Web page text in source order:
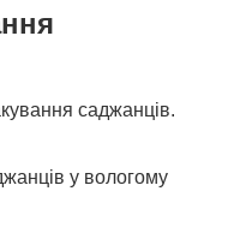
саджанців.
у вологому